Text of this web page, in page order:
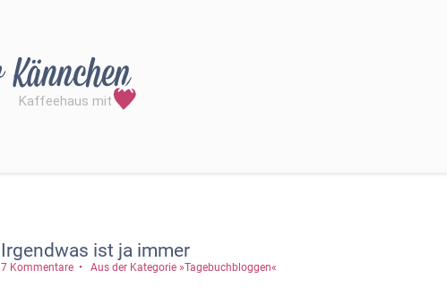
Irgendwas ist ja immer
7 Kommentare Aus der Kategorie »Tagebuchbloggen«